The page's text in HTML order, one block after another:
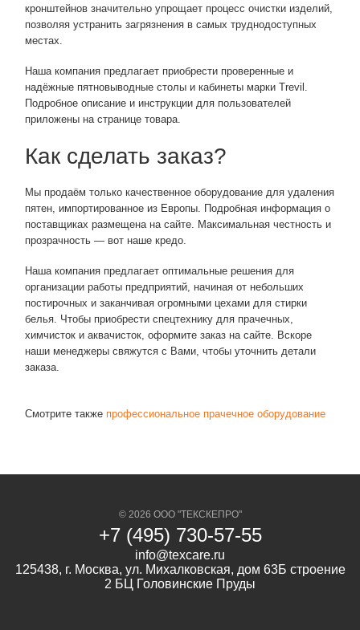
кронштейнов значительно упрощает процесс очистки изделий,
позволяя устранить загрязнения в самых труднодоступных
местах.
Наша компания предлагает приобрести проверенные и
надёжные пятновыводные столы и кабинеты марки Trevil.
Подробное описание и инструкции для пользователей
приложены на странице товара.
Как сделать заказ?
Мы продаём только качественное оборудование для удаления
пятен, импортированное из Европы. Подробная информация о
поставщиках размещена на сайте. Максимальная честность и
прозрачность — вот наше кредо.
Наша компания предлагает оптимальные решения для
организации работы предприятий, начиная от небольших
постирочных и заканчивая огромными цехами для стирки
белья. Чтобы приобрести спецтехнику для прачечных,
химчисток и аквачисток, оформите заказ на сайте. Вскоре
наши менеджеры свяжутся с Вами, чтобы уточнить детали
заказа.
Смотрите также профессиональное прачечное оборудование
© 2026 ООО "ТЕКСКЕПРО"
+7 (495) 730-57-55
info@texcare.ru
125438, г. Москва, ул. Михалковская, дом 63Б строение
2 БЦ Головинские Пруды